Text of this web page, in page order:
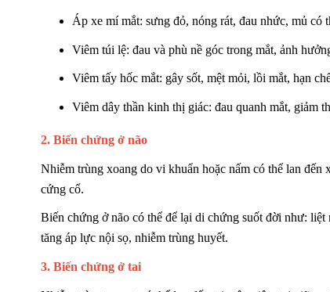
Áp xe mí mắt: sưng đỏ, nóng rát, đau nhức, mủ có
Viêm túi lệ: đau và phù nề góc trong mắt, ảnh
Viêm tấy hốc mắt: gây sốt, mệt mỏi, lồi mắt, hạn
Viêm dây thần kinh thị giác: đau quanh mắt, giảm
2. Biến chứng ở não
Nhiễm trùng xoang do vi khuẩn hoặc nấm có thể lan
cứng cổ.
Biến chứng ở não có thể để lại di chứng suốt đời như:
tăng áp lực nội sọ, nhiễm trùng huyết.
3. Biến chứng ở tai